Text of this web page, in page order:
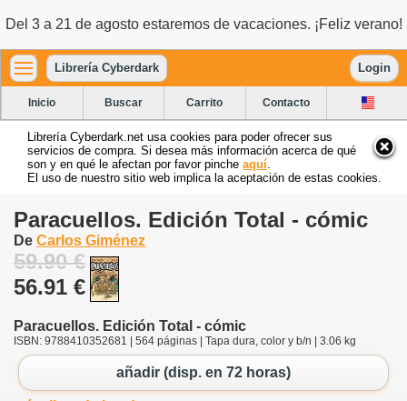
Del 3 a 21 de agosto estaremos de vacaciones. ¡Feliz verano!
Librería Cyberdark Login
Inicio Buscar Carrito Contacto
Librería Cyberdark.net usa cookies para poder ofrecer sus
servicios de compra. Si desea más información acerca de qué
son y en qué le afectan por favor pinche aquí
El uso de nuestro sitio web implica la aceptación de estas cookies.
Paracuellos. Edición Total - cómic
De Carlos Giménez
59.90 €
56.91 €
Paracuellos. Edición Total - cómic
ISBN: 9788410352681 | 564 páginas | Tapa dura, color y b/n | 3.06 kg
añadir (disp. en 72 horas)